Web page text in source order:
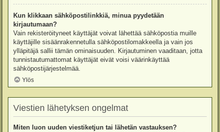
Kun klikkaan sähköpostilinkkiä, minua pyydetään
kirjautumaan?
Vain rekisteröityneet käyttäjät voivat lähettää sähköpostia muille
käyttäjille sisäänrakennetulla sähköpostilomakkeella ja vain jos
ylläpitäjä sallii tämän ominaisuuden. Kirjautuminen vaaditaan, jotta
tunnistautumattomat käyttäjät eivät voisi väärinkäyttää
sähköpostijärjestelmää.
Ylös
Viestien lähetyksen ongelmat
Miten luon uuden viestiketjun tai lähetän vastauksen?